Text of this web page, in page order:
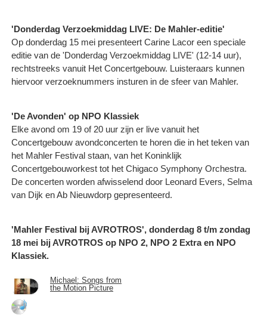
'Donderdag Verzoekmiddag LIVE: De Mahler-editie'
Op donderdag 15 mei presenteert Carine Lacor een speciale
editie van de 'Donderdag Verzoekmiddag LIVE' (12-14 uur),
rechtstreeks vanuit Het Concertgebouw. Luisteraars kunnen
hiervoor verzoeknummers insturen in de sfeer van Mahler.
'De Avonden' op NPO Klassiek
Elke avond om 19 of 20 uur zijn er live vanuit het
Concertgebouw avondconcerten te horen die in het teken van
het Mahler Festival staan, van het Koninklijk
Concertgebouworkest tot het Chigaco Symphony Orchestra.
De concerten worden afwisselend door Leonard Evers, Selma
van Dijk en Ab Nieuwdorp gepresenteerd.
'Mahler Festival bij AVROTROS', donderdag 8 t/m zondag
18 mei bij AVROTROS op NPO 2, NPO 2 Extra en NPO
Klassiek.
Michael: Songs from
the Motion Picture